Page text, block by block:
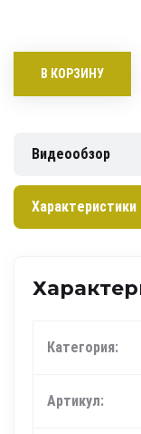
В КОРЗИНУ
Видеообзор
Характеристики
Категория:
Артикул: